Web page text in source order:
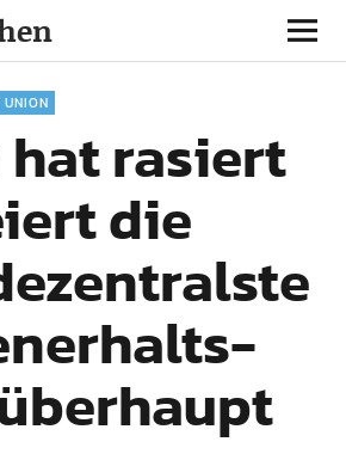
UNION
rasiert
die